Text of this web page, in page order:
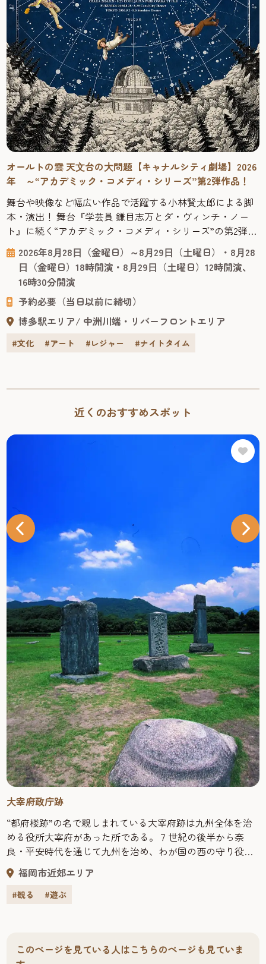
オールトの雲 天⽂台の⼤問題【キャナルシティ劇場】2026
年 ～“アカデミック・コメディ・シリーズ”第2弾作品！
舞台や映像など幅広い作品で活躍する小林賢太郎による脚
本・演出！ 舞台『学芸員 鎌目志万とダ・ヴィンチ・ノー
ト』に続く“アカデミック・コメディ・シリーズ”の第2弾作
品！ 2025年1月に上演されご好評をいただいた舞台『学芸員
鎌目志万とダ・ヴィンチ・ノート』に続く“アカデミック・
コメディ・シリーズ”の第2弾作品。脚本・演出は前作同
様、舞台や映像など幅広い作品で活躍する小林賢太郎が務
めます。 出...
2026年8⽉28⽇（金曜日）～8⽉29⽇（土曜日）・8⽉28
⽇（金曜日）18時開演・8⽉29⽇（土曜日）12時開演、
16時30分開演
予約必要（当日以前に締切）
博多駅エリア
中洲川端・リバーフロントエリア
#文化 #アート #レジャー #ナイトタイム
近くのおすすめスポット
大宰府政庁跡
“都府楼跡”の名で親しまれている大宰府跡は九州全体を治
める役所大宰府があった所である。７世紀の後半から奈
良・平安時代を通じて九州を治め、わが国の西の守り役と
して防衛を、また外国との交渉の窓口として重要な役割を
果たしてきた。現在も大宰府跡の中心にはその大きさをし
のばせる立派な礎石が残り、そこを中心に門や回廊、そし
福岡市近郊エリア
#観る #遊ぶ
このページを見ている人はこちらのページも見ていま